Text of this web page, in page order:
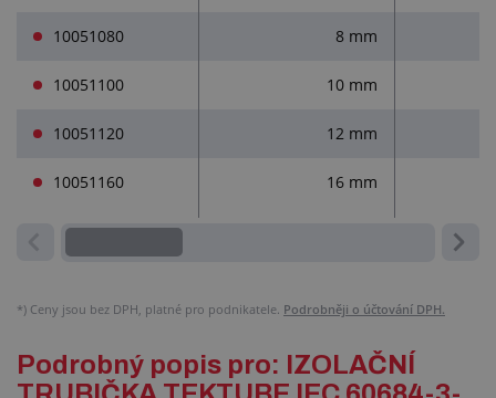
10051080 8 mm
10051100 10 mm
10051120 12 mm
10051160 16 mm
*) Ceny jsou bez DPH, platné pro podnikatele. Podrobněji o účtování DPH.
Podrobný popis pro: IZOLAČNÍ